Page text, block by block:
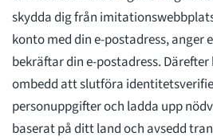
skydda dig från
konto med din e-postadress, anger
bekräftar din e-postadress.
ombedd att slutföra
personuppgifter och ladda upp
baserat på ditt land och avsedd